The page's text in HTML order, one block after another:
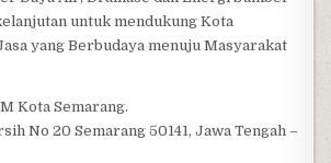
untuk mendukung Kota
yang Berbudaya menuju Masyarakat
Kota Semarang.
No 20 Semarang 50141, Jawa Tengah –